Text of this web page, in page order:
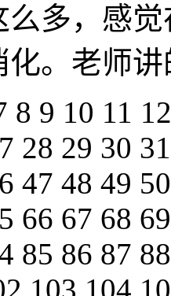
么多，感
化。老师
8 9 10 11
28 29 30
47 48 49
66 67 68
85 86 87
103 104